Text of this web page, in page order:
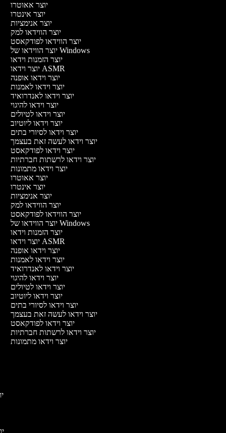
יוצר אאוטרו
יוצר אינטרו
יוצר אנימציות
יוצר הווידאו למק
יוצר הווידאו לפודקאסט
יוצר הווידאו של Windows
יוצר הזמנות וידאו
יוצר וידאו ASMR
יוצר וידאו אופנה
יוצר וידאו לאמנות
יוצר וידאו לאנדרואיד
יוצר וידאו להיגוי
יוצר וידאו לטיולים
יוצר וידאו ליוטיוב
יוצר וידאו לסיורי בתים
יוצר וידאו לעשה זאת בעצמך
יוצר וידאו לפודקאסט
יוצר וידאו לרשתות חברתיות
יוצר וידאו מתמונות
יוצר אאוטרו
יוצר אינטרו
יוצר אנימציות
יוצר הווידאו למק
יוצר הווידאו לפודקאסט
יוצר הווידאו של Windows
יוצר הזמנות וידאו
יוצר וידאו ASMR
יוצר וידאו אופנה
יוצר וידאו לאמנות
יוצר וידאו לאנדרואיד
יוצר וידאו להיגוי
יוצר וידאו לטיולים
יוצר וידאו ליוטיוב
יוצר וידאו לסיורי בתים
יוצר וידאו לעשה זאת בעצמך
יוצר וידאו לפודקאסט
יוצר וידאו לרשתות חברתיות
יוצר וידאו מתמונות